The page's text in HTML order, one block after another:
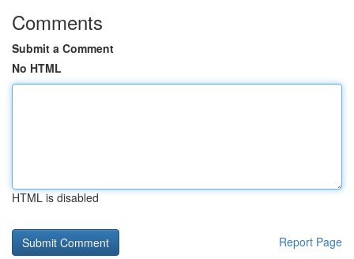
Comments
Submit a Comment
No HTML
HTML is disabled
Report Page